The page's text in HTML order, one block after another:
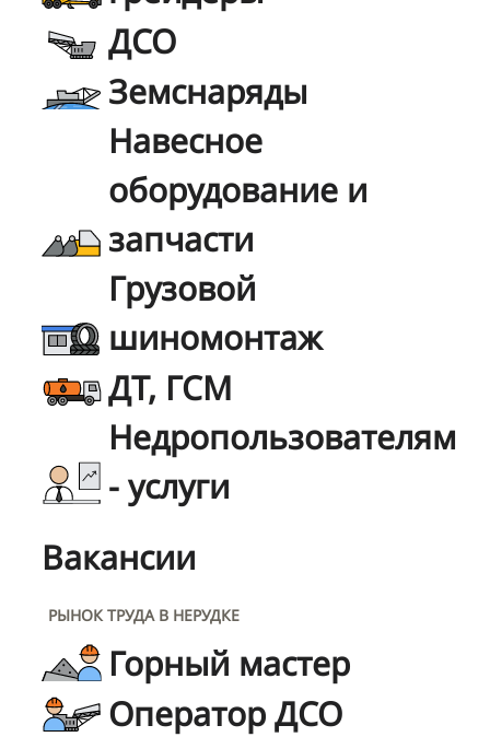
ДСО
Земснаряды
Навесное
оборудование и
запчасти
Грузовой
шиномонтаж
ДТ, ГСМ
Недропользователям
- услуги
Вакансии
РЫНОК ТРУДА В НЕРУДКЕ
Горный мастер
Оператор ДСО